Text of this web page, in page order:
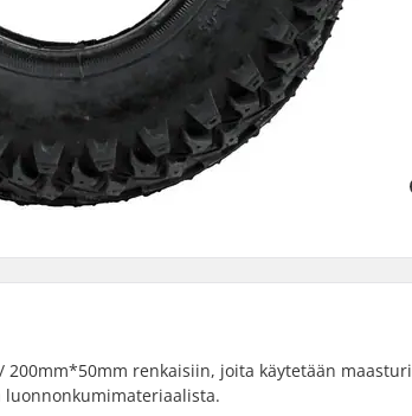
200mm*50mm renkaisiin, joita käytetään